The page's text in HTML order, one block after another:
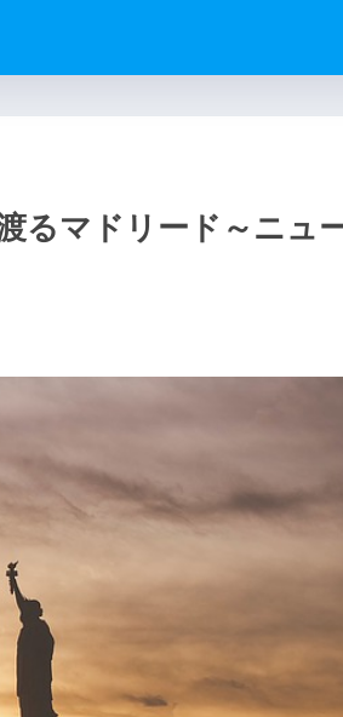
るマドリード～ニュ